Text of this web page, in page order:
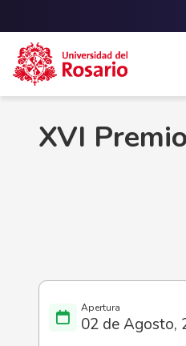
02 de Agosto,
XVI